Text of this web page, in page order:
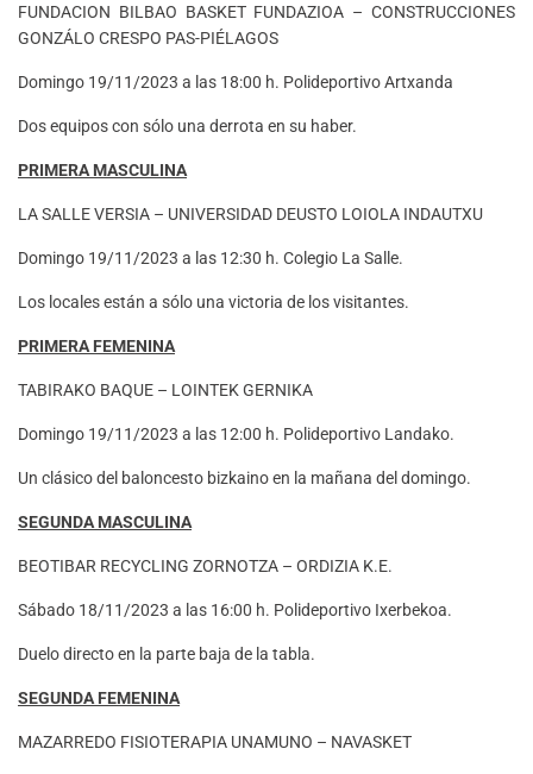
FUNDACION BILBAO BASKET FUNDAZIOA – CONSTRUCCIONES
GONZÁLO CRESPO PAS-PIÉLAGOS
Domingo 19/11/2023 a las 18:00 h. Polideportivo Artxanda
Dos equipos con sólo una derrota en su haber.
PRIMERA MASCULINA
LA SALLE VERSIA – UNIVERSIDAD DEUSTO LOIOLA INDAUTXU
Domingo 19/11/2023 a las 12:30 h. Colegio La Salle.
Los locales están a sólo una victoria de los visitantes.
PRIMERA FEMENINA
TABIRAKO BAQUE – LOINTEK GERNIKA
Domingo 19/11/2023 a las 12:00 h. Polideportivo Landako.
Un clásico del baloncesto bizkaino en la mañana del domingo.
SEGUNDA MASCULINA
BEOTIBAR RECYCLING ZORNOTZA – ORDIZIA K.E.
Sábado 18/11/2023 a las 16:00 h. Polideportivo Ixerbekoa.
Duelo directo en la parte baja de la tabla.
SEGUNDA FEMENINA
MAZARREDO FISIOTERAPIA UNAMUNO – NAVASKET